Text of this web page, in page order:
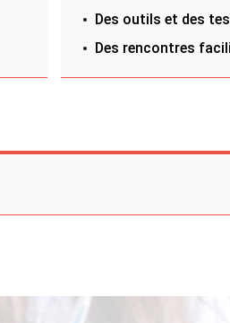
Des outils et des
Des rencontres